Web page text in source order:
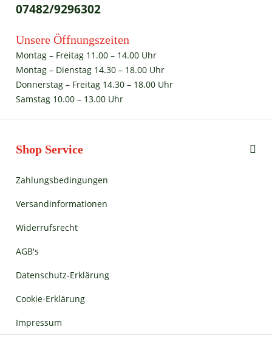
07482/9296302
Unsere Öffnungszeiten
Montag – Freitag 11.00 – 14.00 Uhr
Montag – Dienstag 14.30 – 18.00 Uhr
Donnerstag – Freitag 14.30 – 18.00 Uhr
Samstag 10.00 – 13.00 Uhr
Shop Service
Zahlungsbedingungen
Versandinformationen
Widerrufsrecht
AGB's
Datenschutz-Erklärung
Cookie-Erklärung
Impressum